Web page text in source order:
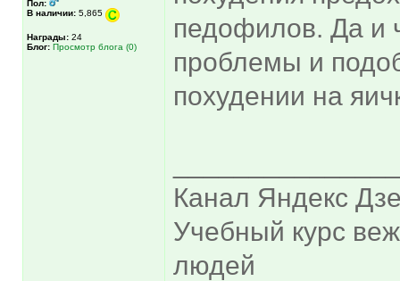
Пол:
В наличии: 5,865
Награды: 24
Блог: Просмотр блога (0)
педофилов. Да и
проблемы и
похудении на
Канал Яндекс
Учебный курс
людей